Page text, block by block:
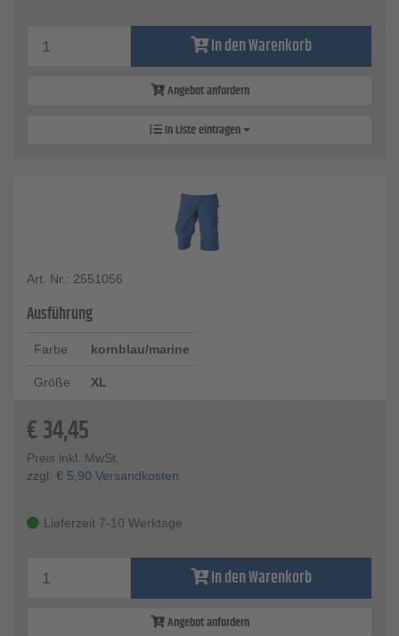
In den Warenkorb
Angebot anfordern
In Liste eintragen
Art. Nr.: 2551056
Ausführung
Farbe kornblau/marine
Größe XL
€34,45
Preis inkl. MwSt.
zzgl. € 5,90 Versandkosten
Lieferzeit 7-10 Werktage
In den Warenkorb
Angebot anfordern